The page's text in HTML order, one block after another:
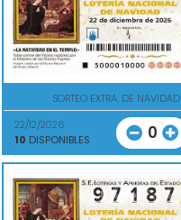
SORTEO EXTRA. DE NAVIDAD
22/12/2026
10 DISPONIBLES 0